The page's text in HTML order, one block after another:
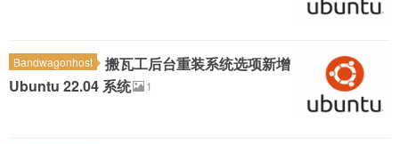
Bandwagonhost
搬瓦工后台重装系统选项新增
Ubuntu 22.04 系统
1